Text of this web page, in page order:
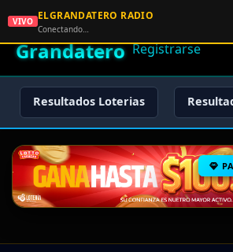
🌟 El
Grandatero
🔑
Registrarse
Resultados Loterias
VIVO ELGRANDATERO RADIO
Conectando…